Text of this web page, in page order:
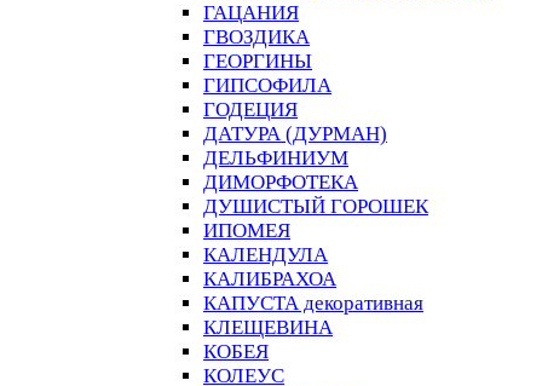
ГАЦАНИЯ
ГВОЗДИКА
ГЕОРГИНЫ
ГИПСОФИЛА
ГОДЕЦИЯ
ДАТУРА (ДУРМАН)
ДЕЛЬФИНИУМ
ДИМОРФОТЕКА
ДУШИСТЫЙ ГОРОШЕК
ИПОМЕЯ
КАЛЕНДУЛА
КАЛИБРАХОА
КАПУСТА декоративная
КЛЕЩЕВИНА
КОБЕЯ
КОЛЕУС